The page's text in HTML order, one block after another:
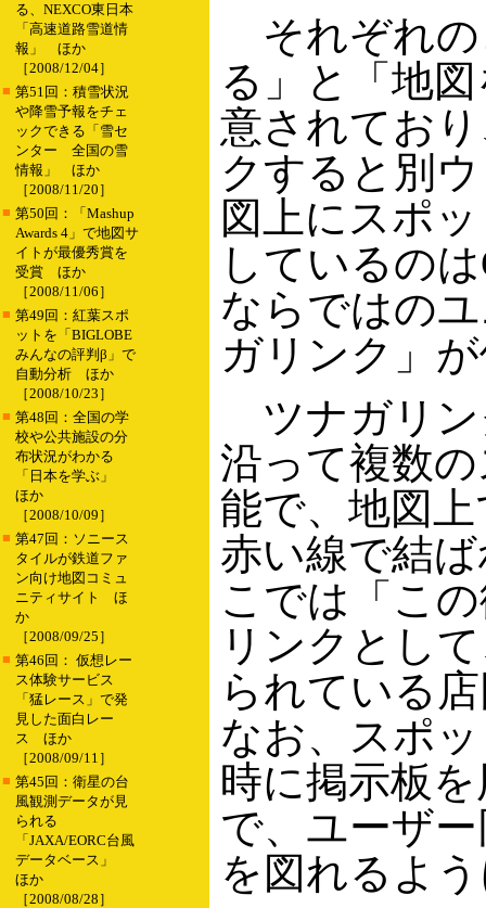
る、NEXCO東日本
「高速道路雪道情
報」 ほか
［2008/12/04］
■ 第51回：積雪状況
や降雪予報をチェ
ックできる「雪セ
ンター 全国の雪
情報」 ほか
［2008/11/20］
■ 第50回：「Mashup
Awards 4」で地図サ
イトが最優秀賞を
受賞 ほか
［2008/11/06］
■ 第49回：紅葉スポ
ットを「BIGLOBE
みんなの評判β」で
自動分析 ほか
［2008/10/23］
■ 第48回：全国の学
校や公共施設の分
布状況がわかる
「日本を学ぶ」
ほか
［2008/10/09］
■ 第47回：ソニース
タイルが鉄道ファ
ン向け地図コミュ
ニティサイト ほ
か
［2008/09/25］
■ 第46回： 仮想レー
ス体験サービス
「猛レース」で発
見した面白レー
ス ほか
［2008/09/11］
■ 第45回：衛星の台
風観測データが見
られる
「JAXA/EORC台風
データベース」
ほか
［2008/08/28］
それぞれの
る」と「地
意されてお
クすると別
図上にスポ
しているの
ならではの
ガリンク」
ツナガリン
沿って複数
能で、地図
赤い線で結
こでは「こ
リンクとし
られている
なお、スポ
時に掲示板
で、ユーザ
を図れるよ